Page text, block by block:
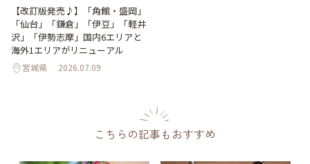
【改訂版発売♪】「角館・盛岡」
「仙台」「鎌倉」「伊豆」「軽井
沢」「伊勢志摩」国内6エリアと
海外1エリアがリニューアル
宮城県 2026.07.09
こちらの記事もおすすめ